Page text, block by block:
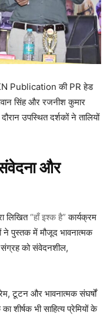
Publication की PR हेड
सिंह और रजनीश कुमार
उपस्थित दर्शकों ने तालियों
और
लिखित“हाँ इश्क है” कार्यक्रम
ने पुस्तक में मौजूद भावनात्मक
संग्रह को संवेदनशील,
टूटन और भावनात्मक संघर्षों
शीर्षक भी साहित्य प्रेमियों के